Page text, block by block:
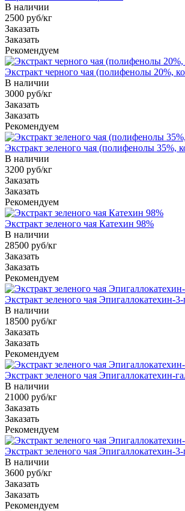
В наличии
2500 руб/кг
Заказать
Заказать
Рекомендуем
Экстракт черного чая (полифенолы 20%,
В наличии
3000 руб/кг
Заказать
Заказать
Рекомендуем
Экстракт зеленого чая (полифенолы 35%,
В наличии
3200 руб/кг
Заказать
Заказать
Рекомендуем
Экстракт зеленого чая Катехин 98%
В наличии
28500 руб/кг
Заказать
Заказать
Рекомендуем
Экстракт зеленого чая Эпигаллокатехин-3-
В наличии
18500 руб/кг
Заказать
Заказать
Рекомендуем
Экстракт зеленого чая Эпигаллокатехин-
В наличии
21000 руб/кг
Заказать
Заказать
Рекомендуем
Экстракт зеленого чая Эпигаллокатехин-3-
В наличии
3600 руб/кг
Заказать
Заказать
Рекомендуем